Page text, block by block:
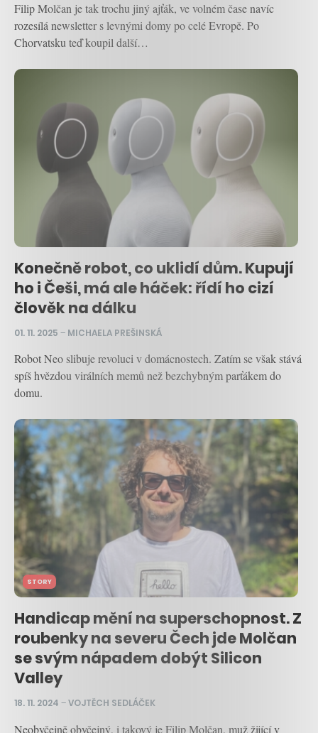
Filip Molčan je tak trochu jiný ajťák, ve volném čase navíc
rozesílá newsletter s levnými domy po celé Evropě. Po
Chorvatsku teď koupil další…
Konečně robot, co uklidí dům. Kupují
ho i Češi, má ale háček: řídí ho cizí
člověk na dálku
01. 11. 2025 – MICHAELA PREŠINSKÁ
Robot Neo slibuje revoluci v domácnostech. Zatím se však stává
spíš hvězdou virálních memů než bezchybným parťákem do
domu.
STORY
Handicap mění na superschopnost. Z
roubenky na severu Čech jde Molčan
se svým nápadem dobýt Silicon
Valley
18. 11. 2024 –VOJTĚCH SEDLÁČEK
Neobyčejně obyčejný, i takový je Filip Molčan, muž žijící v